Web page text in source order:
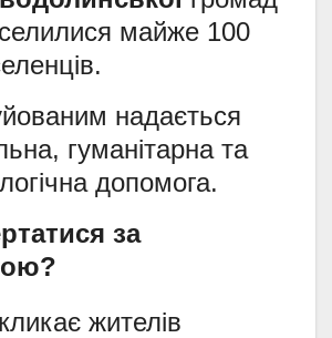
майже 100
надається
гуманітарна та
допомога.
за
жителів